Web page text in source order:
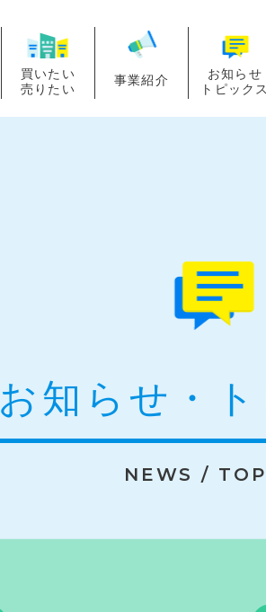
買いたい
売りたい
事業紹介
お知らせ
トピックス
お知らせ・
NEWS /